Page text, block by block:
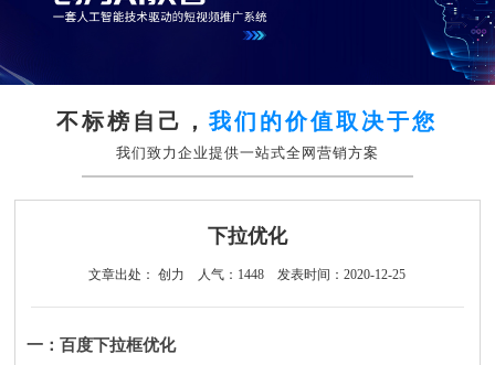
不标榜自己，我们的价值取决于您
我们致力企业提供一站式全网营销方案
下拉优化
文章出处： 创力 人气： 1448 发表时间：2020-12-25
一：百度下拉框优化